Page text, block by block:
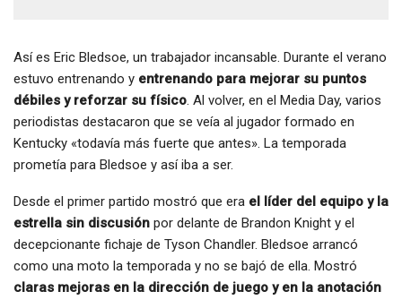
Así es Eric Bledsoe, un trabajador incansable. Durante el verano
estuvo entrenando y entrenando para mejorar su puntos
débiles y reforzar su físico. Al volver, en el Media Day, varios
periodistas destacaron que se veía al jugador formado en
Kentucky «todavía más fuerte que antes». La temporada
prometía para Bledsoe y así iba a ser.
Desde el primer partido mostró que era el líder del equipo y la
estrella sin discusión por delante de Brandon Knight y el
decepcionante fichaje de Tyson Chandler. Bledsoe arrancó
como una moto la temporada y no se bajó de ella. Mostró
claras mejoras en la dirección de juego y en la anotación